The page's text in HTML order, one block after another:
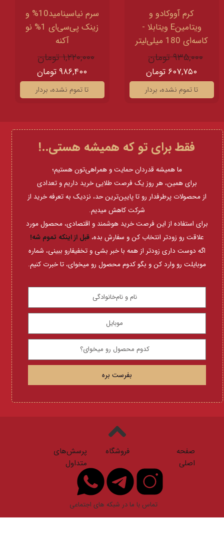
کرم آووکادو و
ویتامینE ویتابلا -
کاسه‌ای 180 میلی‌لیتر
۹۳۵,۰۰۰ تومان
۶۰۷,۷۵۰ تومان
تا تموم نشده، بردار
سرم نیاسینامید10% و
زینک پی‌سی‌ای 1% نو‌
آکنه
۱,۲۲۰,۰۰۰ تومان
۹۸۶,۴۰۰ تومان
تا تموم نشده، بردار
ما همیشه قدردان حمایت و همراهی‌تون هستیم؛
برای همین، هر روز یک فرصت طلایی خرید داریم و تعدادی
ازمحصولات پرطرفدار رو تا پایین‌ترین حد، نزدیک به تعرفه خرید از
شرکت کاهش میدیم.
برای استفاده از این فرصت خرید هوشمند و اقتصادی، محصول مورد
علاقت رو زودتر انتخاب کن و سفارش بده، قبل از اینکه تموم شه!
اگه دوست داری زودتر از همه با خبر بشی و تخفیفارو ببینی، شماره
موبایلت رو وارد کن و بگو کدوم محصول رو میخوای، تا خبرت کنیم.
فقط برای تو که همیشه هستی..!
بفرست بره
تماس با ما در شبکه های اجتماعی
صفحه
اصلی
فروشگاه
پرسش‌های
متداول